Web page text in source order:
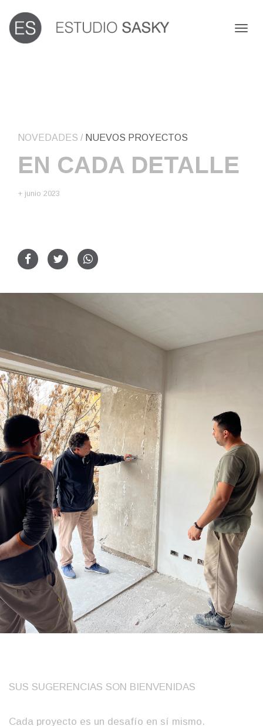
NOVEDADES / NUEVOS PROYECTOS
EN CADA DETALLE
+ junio 2023
SUS SUGERENCIAS SON BIENVENIDAS
Cada proyecto es un desafío en sí mismo.